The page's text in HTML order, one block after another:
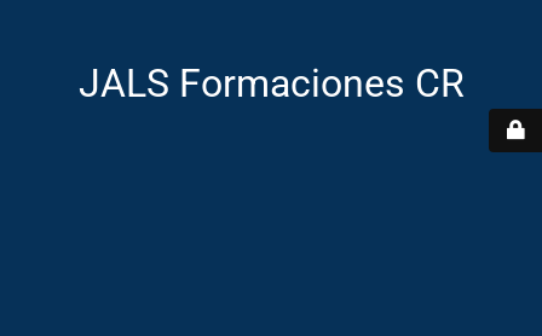
JALS Formaciones CR